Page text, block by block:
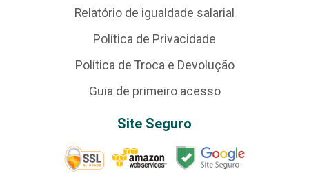
Relatório de igualdade salarial
Política de Privacidade
Política de Troca e Devolução
Guia de primeiro acesso
Site Seguro